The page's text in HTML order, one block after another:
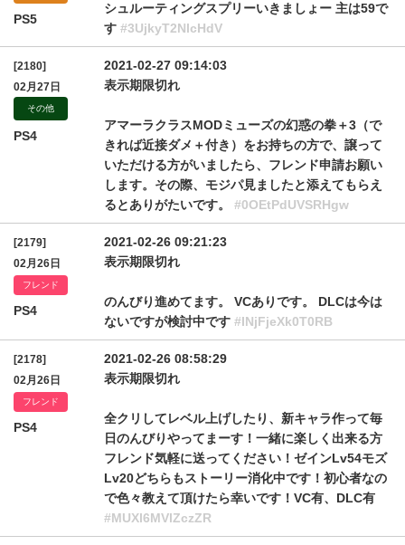
PS5
シュルーティングスプリーいきましょー 主は59で
す #3UjkyT2NlcHdV
[2180]
02月27日
その他
PS4
2021-02-27 09:14:03
表示期限切れ
アマーラクラスMODミューズの幻惑の拳＋3（で
きれば近接ダメ＋付き）をお持ちの方で、譲って
いただける方がいましたら、フレンド申請お願い
します。その際、モジパ見ましたと添えてもらえ
るとありがたいです。 #0OEtPdUVSRHgw
[2179]
02月26日
フレンド
PS4
2021-02-26 09:21:23
表示期限切れ
のんびり進めてます。 VCありです。 DLCは今は
ないですが検討中です #INjFjeXk0T0RB
[2178]
02月26日
フレンド
PS4
2021-02-26 08:58:29
表示期限切れ
全クリしてレベル上げしたり、新キャラ作って毎
日のんびりやってまーす！一緒に楽しく出来る方
フレンド気軽に送ってください！ゼインLv54モズ
Lv20どちらもストーリー消化中です！初心者なの
で色々教えて頂けたら幸いです！VC有、DLC有
#MUXl6MVlZczZR